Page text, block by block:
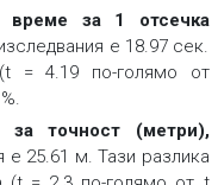
за 1 отсечка
е 18.97 сек.
= 4.19 по-голямо от
точност (метри),
е 25.61 м. Тази разлика